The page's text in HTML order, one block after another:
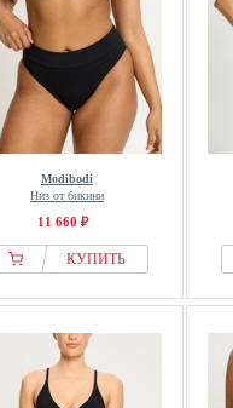
Modibodi
Низ от бикини
11 660 ₽
КУПИТЬ